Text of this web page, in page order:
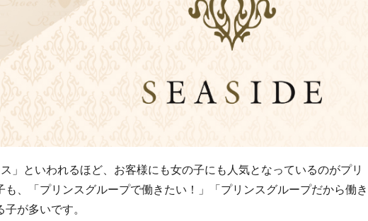
」といわれるほど、お客様にも女の子にも人気となっているのがプリ
も、「プリンスグループで働きたい！」「プリンスグループだから働き
が多いです。